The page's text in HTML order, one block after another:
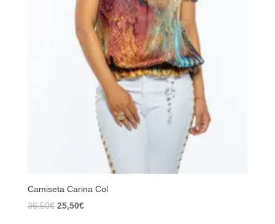
Camiseta Carina Col
36,50€ El
25,50€El